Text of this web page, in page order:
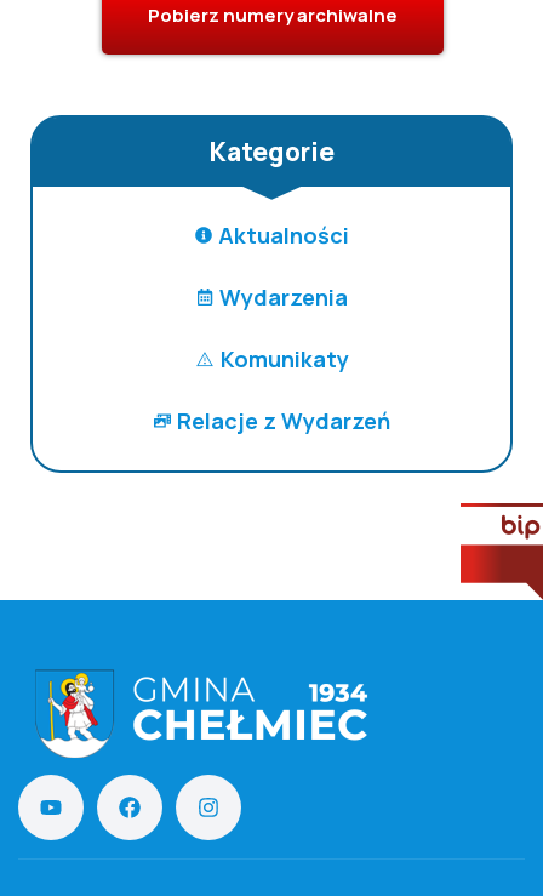
Pobierz numery archiwalne
Kategorie
Aktualności
Wydarzenia
Komunikaty
Relacje z Wydarzeń